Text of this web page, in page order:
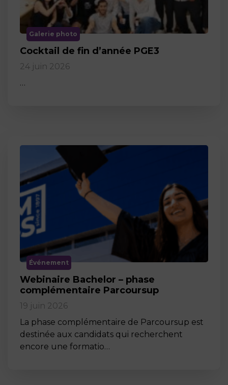
Galerie photo
Cocktail de fin d’année PGE3
24 juin 2026
…
Événement
Webinaire Bachelor – phase
complémentaire Parcoursup
19 juin 2026
La phase complémentaire de Parcoursup est
destinée aux candidats qui recherchent
encore une formatio…